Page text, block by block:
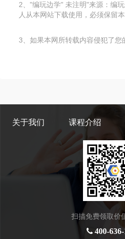
2、"编玩边学" 未注明"来源：编
人从本网站下载使用，必须保留
3、如果本网所转载内容侵犯了
关于我们 课程介绍
扫描免费领取价
400-636-